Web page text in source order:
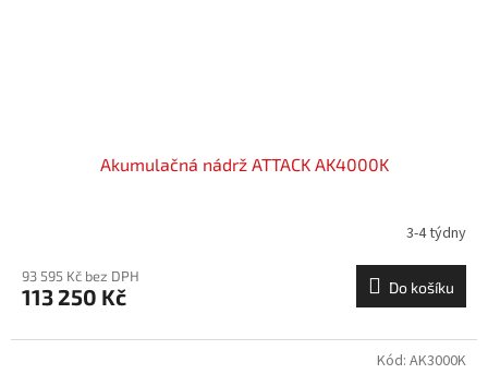
Akumulačná nádrž ATTACK AK4000K
3-4 týdny
93 595 Kč bez DPH
113 250 Kč Do košíku
Kód: AK3000K